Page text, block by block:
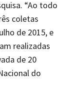
“Ao todo
coletas
de 2015, e
realizadas
de 20
do